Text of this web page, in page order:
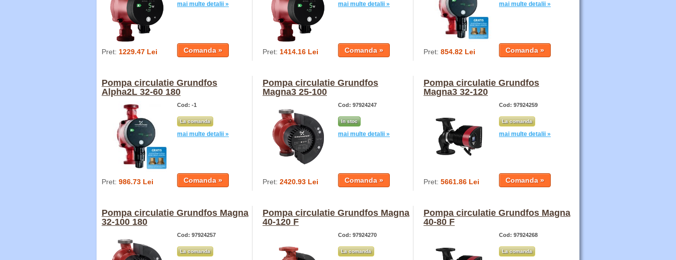
mai multe detalii »
Pret: 1229.47 Lei
mai multe detalii »
Pret: 1414.16 Lei
mai multe detalii »
Pret: 854.82 Lei
Pompa circulatie Grundfos
Alpha2L 32-60 180
Cod: -1
La comanda
mai multe detalii »
Pret: 986.73 Lei
Pompa circulatie Grundfos
Magna3 25-100
Cod: 97924247
In stoc
mai multe detalii »
Pret: 2420.93 Lei
Pompa circulatie Grundfos
Magna3 32-120
Cod: 97924259
La comanda
mai multe detalii »
Pret: 5661.86 Lei
Pompa circulatie Grundfos Magna
32-100 180
Cod: 97924257
La comanda
Pompa circulatie Grundfos Magna
40-120 F
Cod: 97924270
La comanda
Pompa circulatie Grundfos Magna
40-80 F
Cod: 97924268
La comanda